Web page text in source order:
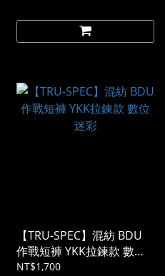
【TRU-SPEC】混紡 BDU
作戰短褲 YKK拉鍊款 數位
迷彩
NT$1,700